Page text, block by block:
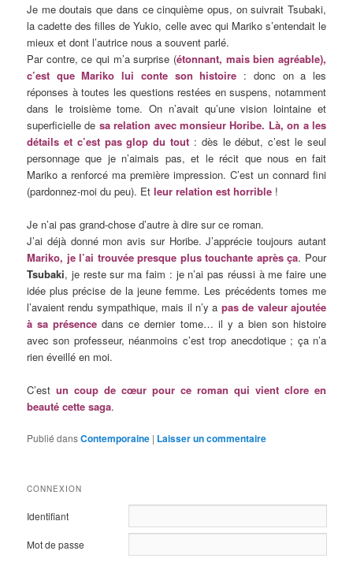
Je me doutais que dans ce cinquième opus, on suivrait Tsubaki,
la cadette des filles de Yukio, celle avec qui Mariko s’entendait le
mieux et dont l’autrice nous a souvent parlé.
Par contre, ce qui m’a surprise (étonnant, mais bien agréable),
c’est que Mariko lui conte son histoire : donc on a les
réponses à toutes les questions restées en suspens, notamment
dans le troisième tome. On n’avait qu’une vision lointaine et
superficielle de sa relation avec monsieur Horibe. Là, on a les
détails et c’est pas glop du tout : dès le début, c’est le seul
personnage que je n’aimais pas, et le récit que nous en fait
Mariko a renforcé ma première impression. C’est un connard fini
(pardonnez-moi du peu). Etleur relation est horrible !
Je n’ai pas grand-chose d’autre à dire sur ce roman.
J’ai déjà donné mon avis sur Horibe. J’apprécie toujours autant
Mariko, je l’ai trouvée presque plus touchante après ça. Pour
Tsubaki, je reste sur ma faim : je n’ai pas réussi à me faire une
idée plus précise de la jeune femme. Les précédents tomes me
l’avaient rendu sympathique, mais il n’y a pas de valeur ajoutée
à sa présence dans ce dernier tome… il y a bien son histoire
avec son professeur, néanmoins c’est trop anecdotique ; ça n’a
rien éveillé en moi.
C’estun coup de cœur pour ce roman qui vient clore en
beauté cette saga.
Publié dansContemporaine | Laisser un commentaire
CONNEXION
Identifiant
Mot de passe